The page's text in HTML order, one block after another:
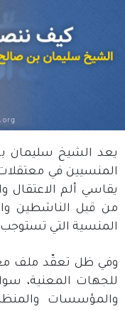
يعد الشيخ سليمان
المنسيين في
يقاسي ألم الاعتقال
من قبل الناشطين
المنسية التي
وفي ظل تعقّد ملف
للجهات المعنية،
والمؤسسات